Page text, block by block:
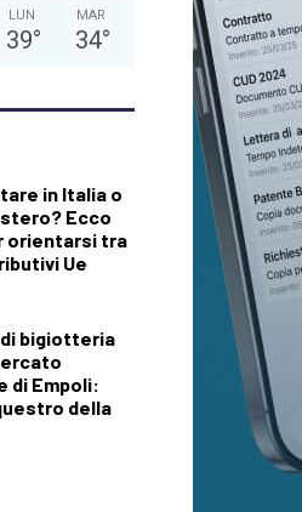
LUN
39°
MAR
34°
in Italia o
Ecco
orientarsi tra
Ue
di bigiotteria
di Empoli:
della